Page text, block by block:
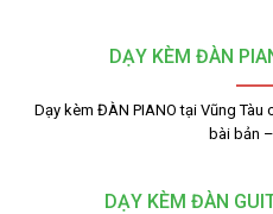
DẠY KÈM ĐÀN
Dạy kèm ĐÀN PIANO tại Vũng Tàu
bài bản
DẠY KÈM ĐÀN